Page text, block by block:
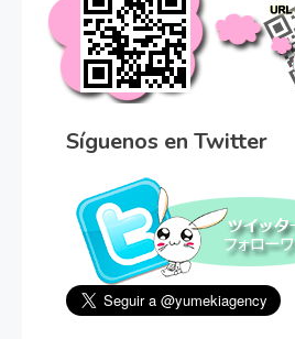
Síguenos en Twitter